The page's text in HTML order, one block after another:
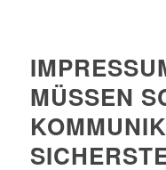
MÜSSEN